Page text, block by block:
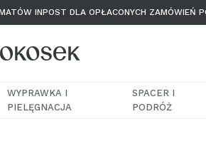
INPOST DLA OPŁACONYCH ZAMÓWIEŃ
WYPRAWKA I
PIELĘGNACJA
SPACER I
PODRÓŻ